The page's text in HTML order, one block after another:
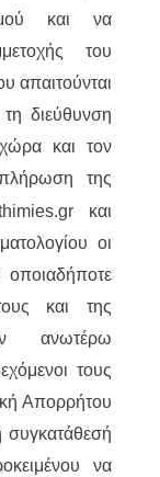
και να
του
απαιτούνται
διεύθυνση
και τον
της
και
οι
οποιαδήποτε
και της
ανωτέρω
τους
Απορρήτου
συγκατάθεσή
να